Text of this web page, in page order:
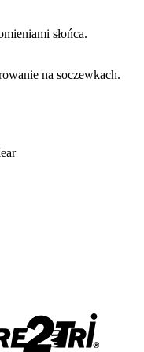
słońca.
na soczewkach.